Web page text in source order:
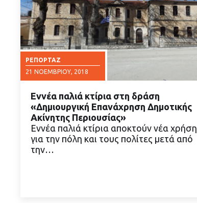
ΡΕΠΟΡΤΆΖ
21 ΝΟΕΜΒΡΊΟΥ, 2018
ΔΙΑΒΑΣΤΕ ΠΕΡΙΣΣΟΤΕΡΑ
Εννέα παλιά κτίρια στη δράση
«Δημιουργική Επανάχρηση Δημοτικής
Ακίνητης Περιουσίας»
Εννέα παλιά κτίρια αποκτούν νέα χρήση
για την πόλη και τους πολίτες μετά από
την…